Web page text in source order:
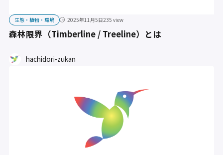
生態・植物・環境 2025年11月5日235 view
森林限界（Timberline / Treeline）とは
hachidori-zukan